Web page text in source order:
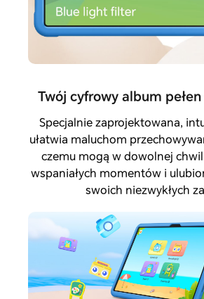
Twój cyfrowy album
Specjalnie zaprojektowana,
ułatwia maluchom
czemu mogą w dowolnej
wspaniałych momentów i
swoich niezwykłych